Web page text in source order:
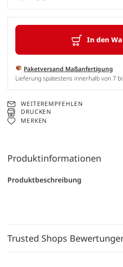
In den
Paketversand Maßanfertigung
Lieferung spätestens innerhalb von 7
WEITEREMPFEHLEN
DRUCKEN
MERKEN
Produktinformationen
Produktbeschreibung
Trusted Shops